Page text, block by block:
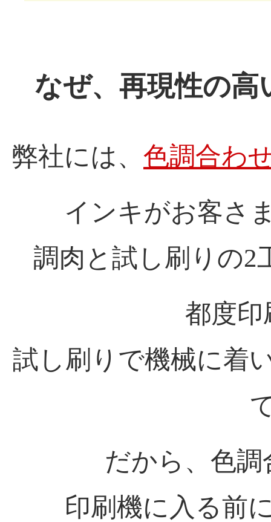
なぜ、再現性の
弊社には、 色調合わ
インキがお客さ
調肉と試し刷りの2
都度印
試し刷りで機械に着
だから、色
印刷機に入る前